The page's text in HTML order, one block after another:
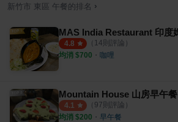
新竹市 東區 午餐的排名 ›
4.8 （ 14則評論）
均消 $700 ・ 咖哩
Mountain House 山房早午餐
4.1 （ 97則評論）
均消 $200 ・ 早午餐